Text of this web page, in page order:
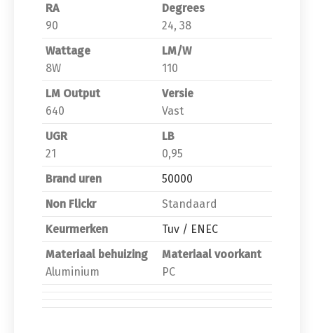
RA
90
Degrees
24, 38
Wattage
8W
LM/W
110
LM Output
640
Versie
Vast
UGR
21
LB
0,95
Brand uren
50000
Non Flickr
Standaard
Keurmerken
Tuv / ENEC
Materiaal behuizing
Aluminium
Materiaal voorkant
PC